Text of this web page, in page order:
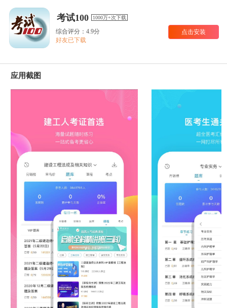
考试100 1000万+次下载
综合评分：4.9分
好友已下载
点击安装
应用截图